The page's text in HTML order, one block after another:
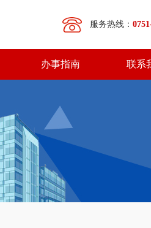
服务热线：
办事指南 联系